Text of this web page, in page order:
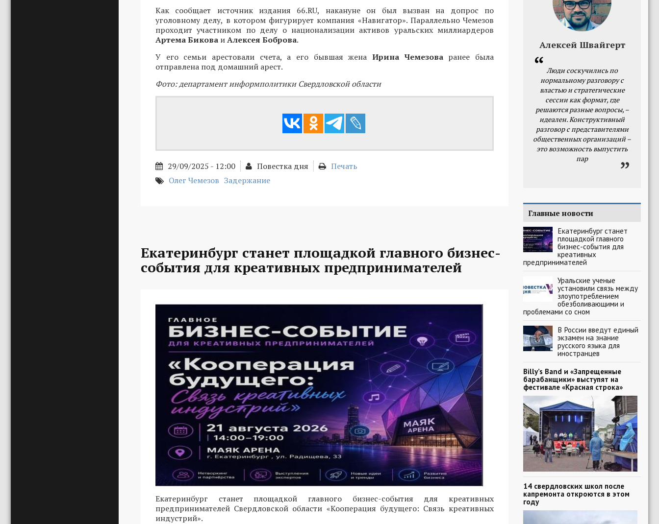
Как сообщает источник издания 66.RU, накануне он был вызван на допрос по
уголовному делу, в котором фигурирует компания «Навигатор». Параллельно Чемезов
проходит участником по делу о национализации активов уральских миллиардеров
Артема Бикова иАлексея Боброва.
У его семьи арестовали счета, а его бывшая жена Ирина Чемезоваранее была
отправлена под домашний арест.
Фото: департамент информполитики Свердловской области
29/09/2025 - 12:00 Повестка дня
Печать
Олег Чемезов Задержание
Екатеринбург станет площадкой главного бизнес-
события для креативных предпринимателей
Екатеринбург станет площадкой главного бизнес-события для креативных
предпринимателей Свердловской области «Кооперация будущего: Связь креативных
индустрий».
Алексей Швайгерт
Люди соскучились по
нормальному разговору с
властью и стратегические
сессии как формат, где
решаются разные вопросы, –
идеален. Конструктивный
разговор с представителями
общественных организаций –
это возможность выпустить
пар
Главные новости
Екатеринбург станет
площадкой главного
бизнес-события для
креативных
предпринимателей
Уральские ученые
установили связь между
злоупотреблением
обезболивающими и
проблемами со сном
В России введут единый
экзамен на знание
русского языка для
иностранцев
Billy’s Band и «Запрещенные
барабанщики» выступят на
фестивале «Красная строка»
14 свердловских школ после
капремонта откроются в этом
году